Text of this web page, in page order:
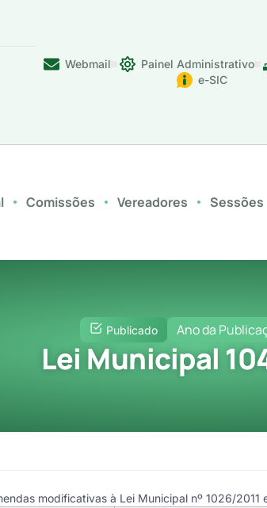
Webmail Painel Administrativo
e-SIC
Comissões Vereadores Sessões
Publicado Ano da
Lei Municipal
modificativas à Lei Municipal nº 1026/2011